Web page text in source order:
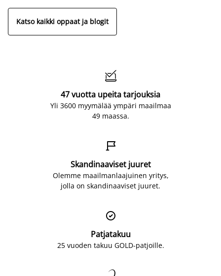
Katso kaikki oppaat ja blogit

47 vuotta upeita tarjouksia
Yli 3600 myymälää ympäri maailmaa
49 maassa.

Skandinaaviset juuret
Olemme maailmanlaajuinen yritys,
jolla on skandinaaviset juuret.

Patjatakuu
25 vuoden takuu GOLD-patjoille.